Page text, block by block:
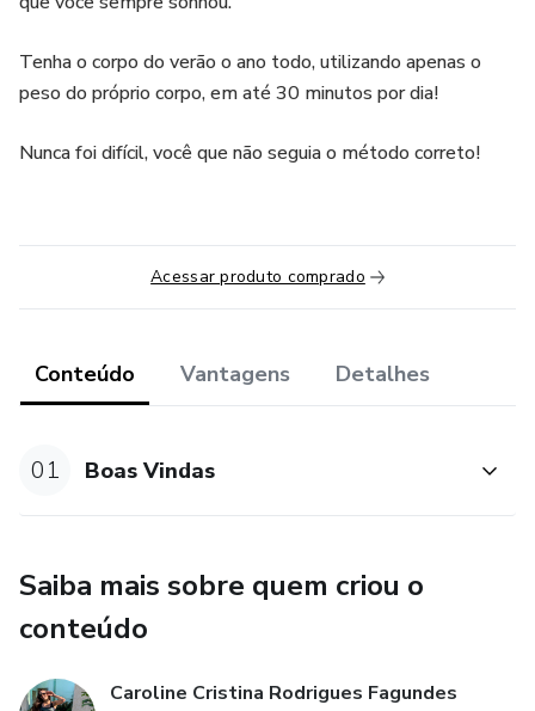
Tenha o corpo do verão o ano todo, utilizando apenas o
peso do próprio corpo, em até 30 minutos por dia!
Nunca foi difícil, você que não seguia o método correto!
Acessar produto comprado
Conteúdo Vantagens Detalhes
01 Boas Vindas
Saiba mais sobre quem criou o
conteúdo
Caroline Cristina Rodrigues Fagundes